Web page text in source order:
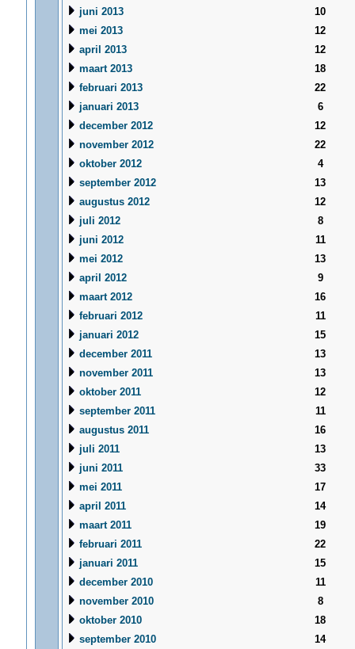
juni 2013
10
mei 2013
12
april 2013
12
maart 2013
18
februari 2013
22
januari 2013
6
december 2012
12
november 2012
22
oktober 2012
4
september 2012
13
augustus 2012
12
juli 2012
8
juni 2012
11
mei 2012
13
april 2012
9
maart 2012
16
februari 2012
11
januari 2012
15
december 2011
13
november 2011
13
oktober 2011
12
september 2011
11
augustus 2011
16
juli 2011
13
juni 2011
33
mei 2011
17
april 2011
14
maart 2011
19
februari 2011
22
januari 2011
15
december 2010
11
november 2010
8
oktober 2010
18
september 2010
14